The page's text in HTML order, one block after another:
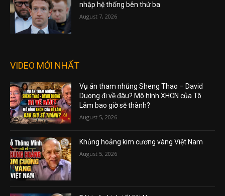
nhập hệ thống bên thứ ba
August 7, 2026
VIDEO MỚI NHẤT
Vụ án tham nhũng Sheng Thao – David
Duong đi về đâu? Mô hình XHCN của Tô
Lâm bao giờ sẽ thành?
August 5, 2026
Khủng hoảng kim cương vàng Việt Nam
August 5, 2026